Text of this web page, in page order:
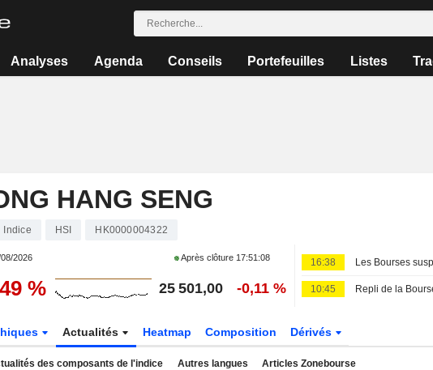
Analyses Agenda Conseils Portefeuilles Listes
HANG SENG
Indice HSI HK0000004322
2026 Après clôture 17:51:08
% 25 501,00 -0,11 %
16:38
10:45
Actualités Heatmap Composition Dérivés
des composants de l'indice Autres langues Articles Zonebourse